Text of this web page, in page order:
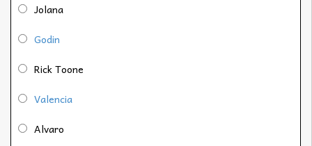
Jolana
Godin
Rick Toone
Valencia
Alvaro